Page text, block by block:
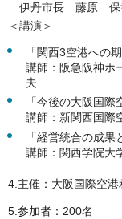
伊丹市長 藤原 保
＜講演＞
「関西3空港への期
講師：阪急阪神
夫
「今後の大阪国際
講師：新関西国
「経営統合の成果
講師：関西学院
4.主催：大阪国際空港
5.参加者：200名